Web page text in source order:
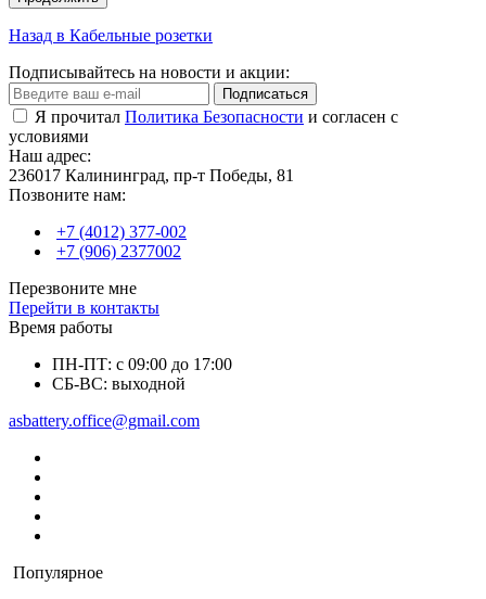
Назад в Кабельные розетки
Подписывайтесь на новости и акции:
Подписаться
Я прочитал Политика Безопасности и согласен с
условиями
Наш адрес:
236017 Калининград,​ пр-т Победы, 81
Позвоните нам:
+7 (4012) 377-002
+7 (906) 2377002
Перезвоните мне
Перейти в контакты
Время работы
ПН-ПТ: с 09:00 до 17:00
СБ-ВС: выходной
asbattery.office@gmail.com
Популярное